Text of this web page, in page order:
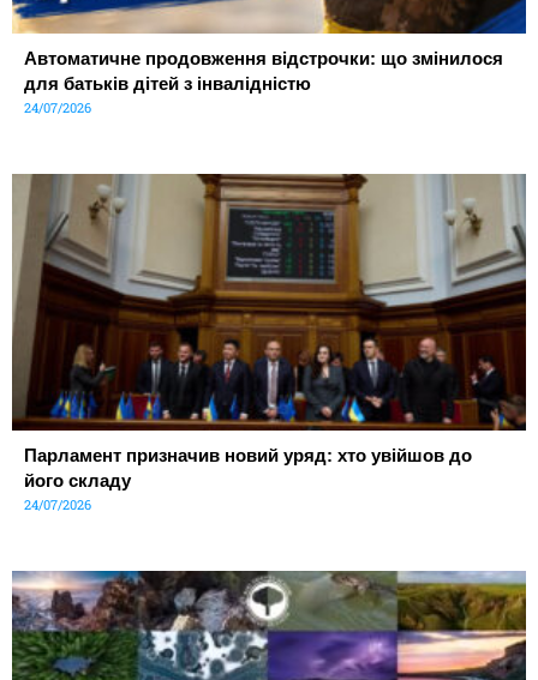
Автоматичне продовження відстрочки: що змінилося
для батьків дітей з інвалідністю
24/07/2026
Парламент призначив новий уряд: хто увійшов до
його складу
24/07/2026